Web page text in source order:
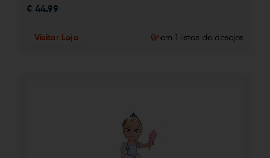
€ 44.99
Visitar Loja em 1 listas de desejos